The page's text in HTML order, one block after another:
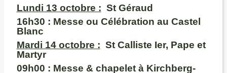
Lundi 13 octobre : St Géraud
16h30 : Messe ou Célébration au Castel
Blanc
Mardi 14 octobre : St Calliste Ier, Pape et
Martyr
09h00 : Messe & chapelet à Kirchberg-